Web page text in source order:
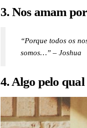
3. Nos amam
“Porque todos os
somos…” – Joshua
4. Algo pelo